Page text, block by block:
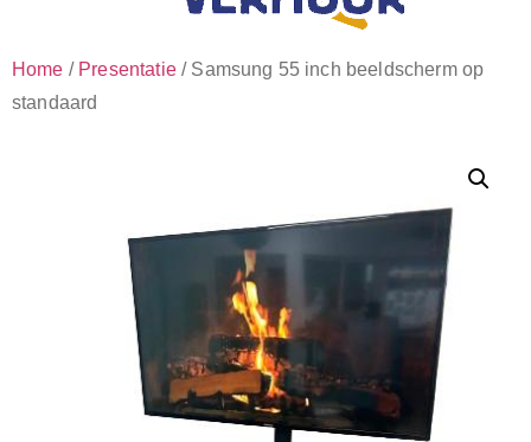
Home / Presentatie/ Samsung 55 inch beeldscherm op
standaard